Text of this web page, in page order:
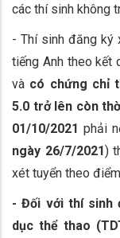
các thí sinh không
- Thí sinh đăng ký
tiếng Anh theo kết
và có chứng chỉ
5.0 trở lên còn
01/10/2021 phải
ngày 26/7/2021)
xét tuyển theo
- Đối với thí sinh
dục thể thao